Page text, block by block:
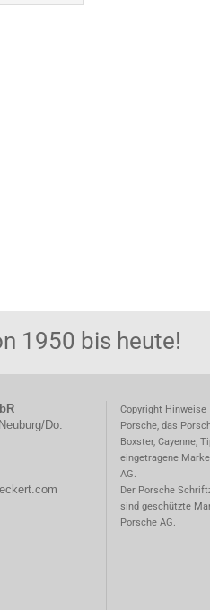
1950 bis heute!
Do.
Copyright Hinweise
Porsche, das
Boxster, Cayenne,
eingetragene
AG.
Der Porsche
sind geschützte
Porsche AG.